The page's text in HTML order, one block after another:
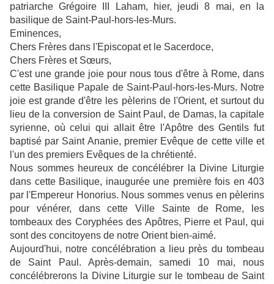
patriarche Grégoire III Laham, hier, jeudi 8 mai, en la
basilique de Saint-Paul-hors-les-Murs.
Eminences,
Chers Frères dans l'Episcopat et le Sacerdoce,
Chers Frères et Sœurs,
C'est une grande joie pour nous tous d'être à Rome, dans
cette Basilique Papale de Saint-Paul-hors-les-Murs. Notre
joie est grande d'être les pèlerins de l'Orient, et surtout du
lieu de la conversion de Saint Paul, de Damas, la capitale
syrienne, où celui qui allait être l'Apôtre des Gentils fut
baptisé par Saint Ananie, premier Evêque de cette ville et
l'un des premiers Evêques de la chrétienté.
Nous sommes heureux de concélébrer la Divine Liturgie
dans cette Basilique, inaugurée une première fois en 403
par l'Empereur Honorius. Nous sommes venus en pèlerins
pour vénérer, dans cette Ville Sainte de Rome, les
tombeaux des Coryphées des Apôtres, Pierre et Paul, qui
sont des concitoyens de notre Orient bien-aimé.
Aujourd'hui, notre concélébration a lieu près du tombeau
de Saint Paul. Après-demain, samedi 10 mai, nous
concélébrerons la Divine Liturgie sur le tombeau de Saint